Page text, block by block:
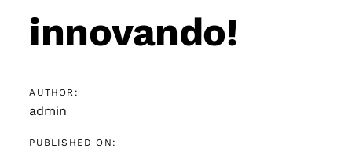
innovando!
AUTHOR:
admin
PUBLISHED ON: